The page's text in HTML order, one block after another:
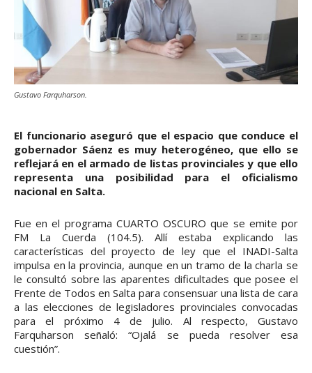
Gustavo Farquharson.
El funcionario aseguró que el espacio que conduce el
gobernador Sáenz es muy heterogéneo, que ello se
reflejará en el armado de listas provinciales y que ello
representa una posibilidad para el oficialismo
nacional en Salta.
Fue en el programa CUARTO OSCURO que se emite por
FM La Cuerda (104.5). Allí estaba explicando las
características del proyecto de ley que el INADI-Salta
impulsa en la provincia, aunque en un tramo de la charla se
le consultó sobre las aparentes dificultades que posee el
Frente de Todos en Salta para consensuar una lista de cara
a las elecciones de legisladores provinciales convocadas
para el próximo 4 de julio. Al respecto, Gustavo
Farquharson señaló: “Ojalá se pueda resolver esa
cuestión”.